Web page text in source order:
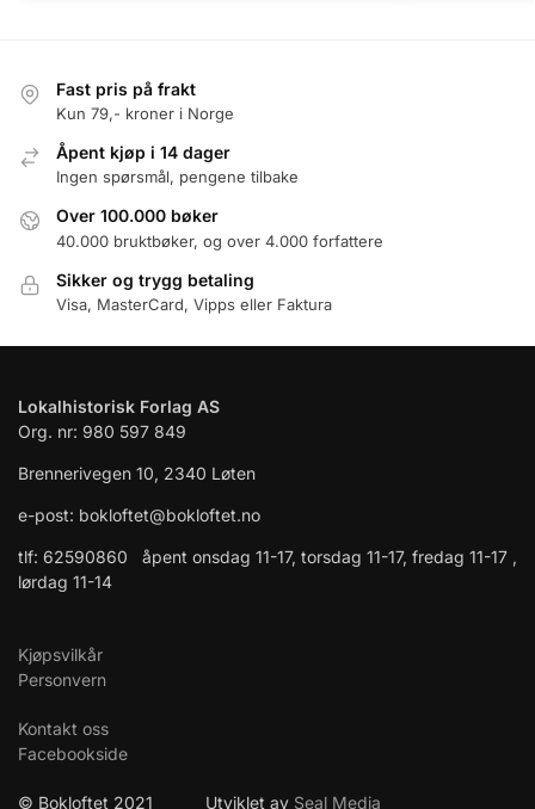
Fast pris på frakt
Kun 79,- kroner i Norge
Åpent kjøp i 14 dager
Ingen spørsmål, pengene tilbake
Over 100.000 bøker
40.000 bruktbøker, og over 4.000 forfattere
Sikker og trygg betaling
Visa, MasterCard, Vipps eller Faktura
Lokalhistorisk Forlag AS
Org. nr: 980 597 849
Brennerivegen 10, 2340 Løten
e-post: bokloftet@bokloftet.no
tlf: 62590860 åpent onsdag 11-17, torsdag 11-17, fredag 11-17 ,
lørdag 11-14
Kjøpsvilkår
Personvern
Kontakt oss
Facebookside
© Bokloftet 2021 Utviklet av Seal Media